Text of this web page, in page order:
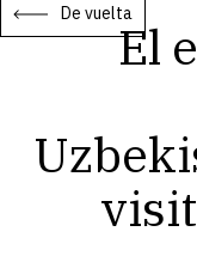
De vuelta
El